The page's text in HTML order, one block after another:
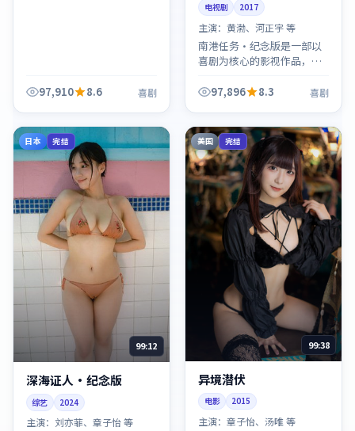
97,910 8.6 喜剧
电视剧 2017
主演：黄渤、河正宇 等
南港任务·纪念版是一部以
喜剧为核心的影视作品，围
开，整体节奏紧凑，值得推
97,896 8.3 喜剧
日本 完结
99:12
深海证人·纪念版
综艺 2024
主演： 刘亦菲、章子怡 等
美国 完结
99:38
异境潜伏
电影 2015
主演：章子怡、汤唯 等